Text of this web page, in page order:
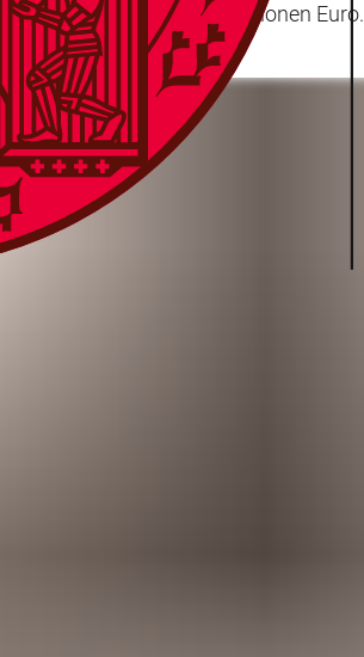
in Höhe von rund 1,7 Millionen Euro.